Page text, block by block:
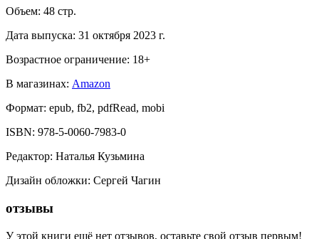
Объем: 48 стр.
Дата выпуска: 31 октября 2023 г.
Возрастное ограничение: 18+
В магазинах: Amazon
Формат: epub, fb2, pdfRead, mobi
ISBN: 978-5-0060-7983-0
Редактор: Наталья Кузьмина
Дизайн обложки: Сергей Чагин
отзывы
У этой книги ещё нет отзывов, оставьте свой отзыв первым!